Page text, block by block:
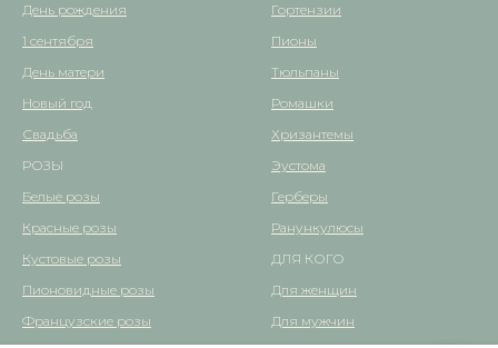
День рождения
1 сентября
День матери
Новый год
Свадьба
РОЗЫ
Белые розы
Красные розы
Кустовые розы
Пионовидные розы
Французские розы
Гортензии
Пионы
Тюльпаны
Ромашки
Хризантемы
Эустома
Герберы
Ранункулюсы
ДЛЯ КОГО
Для женщин
Для мужчин